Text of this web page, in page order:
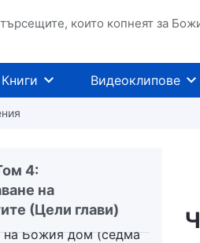
които копнеят за
Книги Видеоклипове
4:
на
(Цели глави)
на Божия дом (шеста
Те презират
нарушават
пренебрегват
Те презират
нарушават
пренебрегват
на Божия дом (седма